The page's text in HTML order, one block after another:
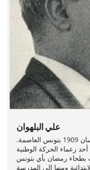
علي البلهوان
علي البلهوان ولد في 13 أفريل/نيسان 1909 بتونس العاصمة.
بها في 10 مايو/أيار 1958. أحد زعماء الحركة الوطنية
بطحاء رمضان بأي بتونس
ومنها إلى المدرسة